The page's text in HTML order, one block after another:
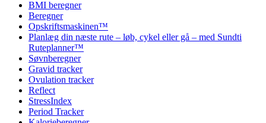
BMI beregner
Beregner
Opskriftsmaskinen™
Planlæg din næste rute – løb, cykel eller gå – med Sundti
Ruteplanner™
Søvnberegner
Gravid tracker
Ovulation tracker
Reflect
StressIndex
Period Tracker